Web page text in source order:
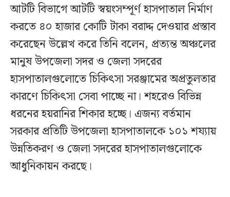
আটটি বিভাগে আটটি স্বয়ংসম্পূর্ণ হাসপাতাল নির্মাণ
করতে ৪০ হাজার কোটি টাকা বরাদ্দ দেওয়ার প্রস্তাব
করেছেন উল্লেখ করে তিনি বলেন, প্রত্যন্ত অঞ্চলের
মানুষ উপজেলা সদর ও জেলা সদরের
হাসপাতালগুলোতে চিকিৎসা সরঞ্জামের অপ্রতুলতার
কারণে চিকিৎসা সেবা পাচ্ছে না। শহরেও বিভিন্ন
ধরনের হয়রানির শিকার হচ্ছে। এজন্য বর্তমান
সরকার প্রতিটি উপজেলা হাসপাতালকে ১০১ শয্যায়
উন্নতিকরণ ও জেলা সদরের হাসপাতালগুলোকে
আধুনিকায়ন করছে।